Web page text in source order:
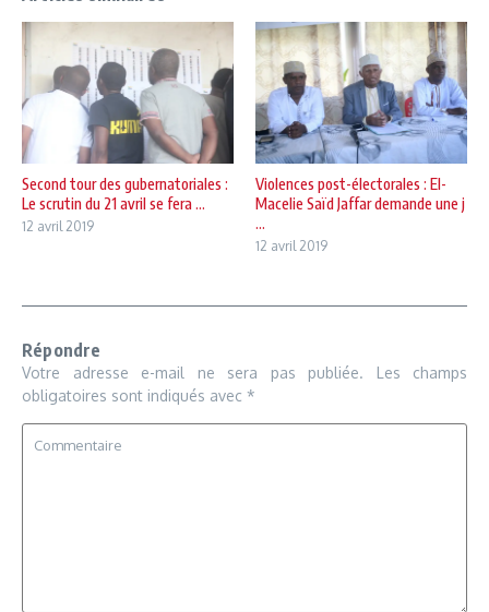
Second tour des gubernatoriales :
Le scrutin du 21 avril se fera ...
12 avril 2019
Violences post-électorales : El-
Macelie Saïd Jaffar demande une j
...
12 avril 2019
Répondre
Votre adresse e-mail ne sera pas publiée.
Les champs
obligatoires sont indiqués avec *